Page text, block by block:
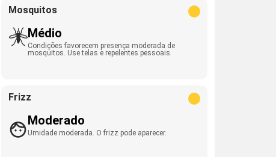
Mosquitos
Médio
Condições favorecem presença moderada de
mosquitos. Use telas e repelentes pessoais.
Frizz
Moderado
Umidade moderada. O frizz pode aparecer.